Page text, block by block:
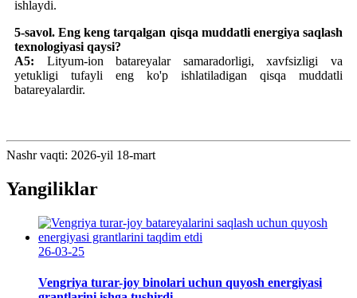
ishlaydi.
5-savol. Eng keng tarqalgan qisqa muddatli energiya saqlash
texnologiyasi qaysi?
A5:
Lityum-ion batareyalar samaradorligi, xavfsizligi va
yetukligi tufayli eng ko'p ishlatiladigan qisqa muddatli
batareyalardir.
Nashr vaqti: 2026-yil 18-mart
Yangiliklar
26-03-25
Vengriya turar-joy binolari uchun quyosh energiyasi